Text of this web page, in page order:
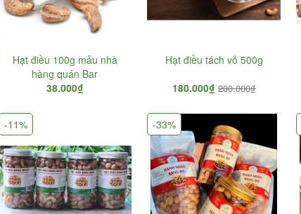
Hạnh nhân rang bơ
Hạt điều 100g mẫu nhà
hàng quán Bar
38.000₫
Hạt điều tách vỏ 500g
180.000₫ 200.000₫
-11% -33%